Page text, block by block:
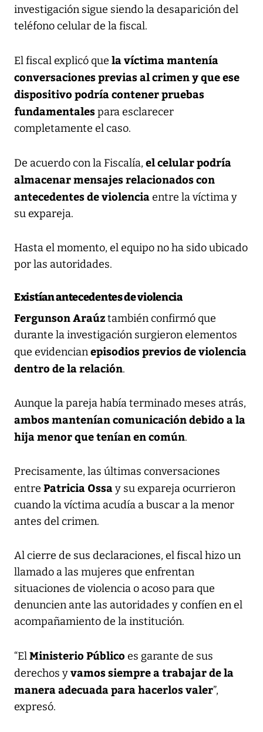
investigación sigue siendo la desaparición del
teléfono celular de la fiscal.
El fiscal explicó que la víctima mantenía
conversaciones previas al crimen y que ese
dispositivo podría contener pruebas
fundamentalespara esclarecer
completamente el caso.
De acuerdo con la Fiscalía, el celular podría
almacenar mensajes relacionados con
antecedentes de violenciaentre la víctima y
su expareja.
Hasta el momento, el equipo no ha sido ubicado
por las autoridades.
Existían antecedentes de violencia
Fergunson Araúztambién confirmó que
durante la investigación surgieron elementos
que evidencianepisodios previos de violencia
dentro de la relación.
Aunque la pareja había terminado meses atrás,
ambos mantenían comunicación debido a la
hija menor que tenían en común.
Precisamente, las últimas conversaciones
entre Patricia Ossay su expareja ocurrieron
cuando la víctima acudía a buscar a la menor
antes del crimen.
Al cierre de sus declaraciones, el fiscal hizo un
llamado a las mujeres que enfrentan
situaciones de violencia o acoso para que
denuncien ante las autoridades y confíen en el
acompañamiento de la institución.
“ElMinisterio Público es garante de sus
derechos yvamos siempre a trabajar de la
manera adecuada para hacerlos valer”,
expresó.